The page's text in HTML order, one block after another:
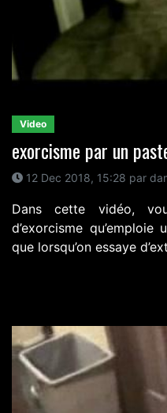
Video
exorcisme par un
12 Dec 2018, 15:28 par
Dans cette vidéo,
d’exorcisme
que lorsqu’on essaye